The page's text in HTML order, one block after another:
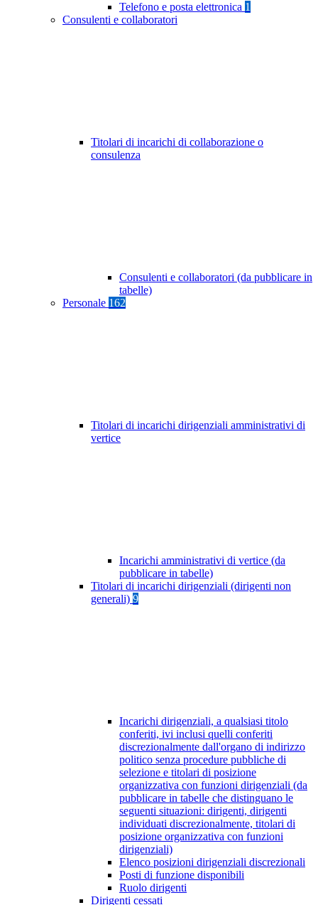
Telefono e posta elettronica 1
Consulenti e collaboratori
Titolari di incarichi di collaborazione o
consulenza
Consulenti e collaboratori (da pubblicare in
tabelle)
Personale 162
Titolari di incarichi dirigenziali amministrativi di
vertice
Incarichi amministrativi di vertice (da
pubblicare in tabelle)
Titolari di incarichi dirigenziali (dirigenti non
generali) 9
Incarichi dirigenziali, a qualsiasi titolo
conferiti, ivi inclusi quelli conferiti
discrezionalmente dall'organo di indirizzo
politico senza procedure pubbliche di
selezione e titolari di posizione
organizzativa con funzioni dirigenziali (da
pubblicare in tabelle che distinguano le
seguenti situazioni: dirigenti, dirigenti
individuati discrezionalmente, titolari di
posizione organizzativa con funzioni
dirigenziali)
Elenco posizioni dirigenziali discrezionali
Posti di funzione disponibili
Ruolo dirigenti
Dirigenti cessati